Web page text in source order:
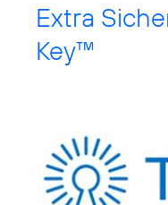
Extra
Key™